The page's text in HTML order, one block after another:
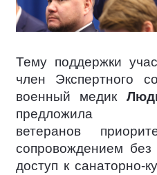
Тему поддержки
член Экспертного
военный медик
ветеранов
сопровождением без
доступ к санаторно-